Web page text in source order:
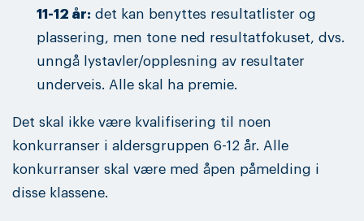
11-12 år: det kan benyttes resultatlister og
plassering, men tone ned resultatfokuset, dvs.
unngå lystavler/opplesning av resultater
underveis. Alle skal ha premie.
Det skal ikke være kvalifisering til noen
konkurranser i aldersgruppen 6-12 år. Alle
konkurranser skal være med åpen påmelding i
disse klassene.